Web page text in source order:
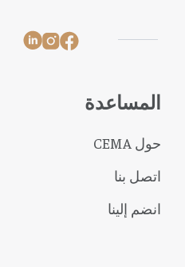
المساعدة
حول CEMA
اتصل بنا
انضم إلينا